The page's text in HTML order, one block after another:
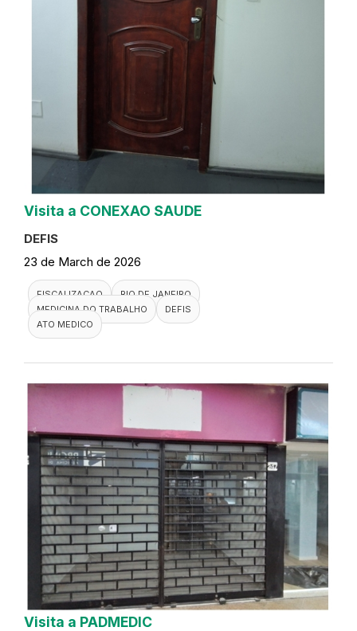
Visita a CONEXAO SAUDE
DEFIS
23 de March de 2026
FISCALIZACAO
RIO DE JANEIRO
MEDICINA DO TRABALHO
DEFIS
ATO MEDICO
Visita a PADMEDIC